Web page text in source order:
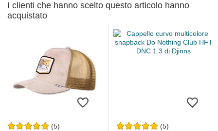
I clienti che hanno scelto questo articolo hanno
acquistato
(5) (5)